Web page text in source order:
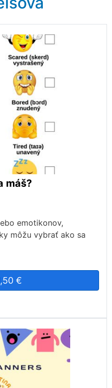
máš?
emotikonov,
môžu vybrať ako sa
€